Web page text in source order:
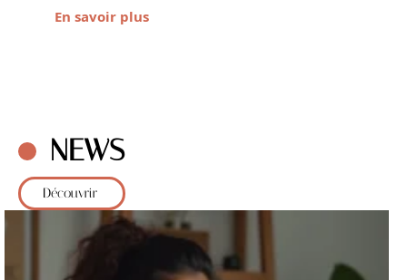
En savoir plus
NEWS
Découvrir